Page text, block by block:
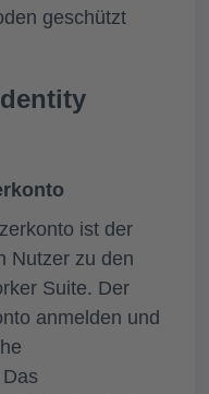
geschützt
ist der
Nutzer zu den
Suite. Der
anmelden und